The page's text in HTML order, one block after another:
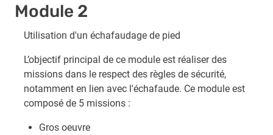
Module 2
Utilisation d'un échafaudage de pied
L’objectif principal de ce module est réaliser des
missions dans le respect des règles de sécurité,
notamment en lien avec l'échafaude. Ce module est
composé de 5 missions :
Gros oeuvre